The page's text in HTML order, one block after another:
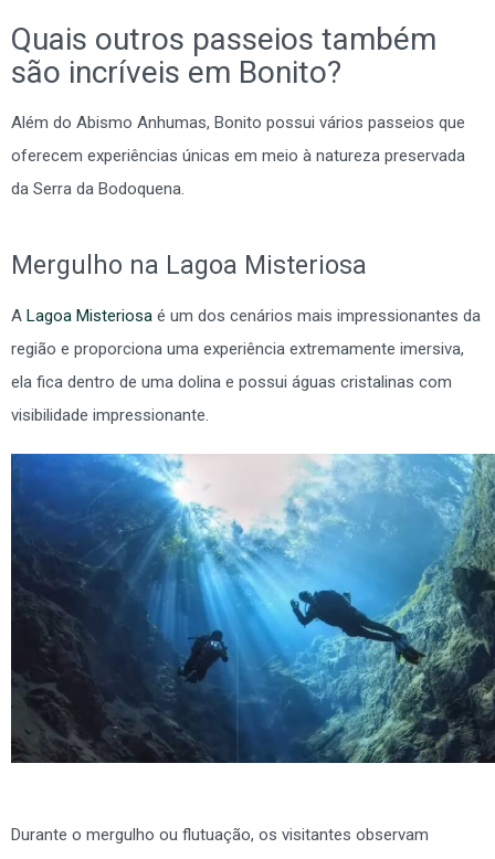
Quais outros passeios também
são incríveis em Bonito?
Além do Abismo Anhumas, Bonito possui vários passeios que
oferecem experiências únicas em meio à natureza preservada
da Serra da Bodoquena.
Mergulho na Lagoa Misteriosa
A Lagoa Misteriosa é um dos cenários mais impressionantes da
região e proporciona uma experiência extremamente imersiva,
ela fica dentro de uma dolina e possui águas cristalinas com
visibilidade impressionante.
Durante o mergulho ou flutuação, os visitantes observam